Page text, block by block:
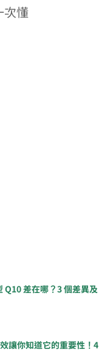
次懂
Q10 差在哪？3 個差異
讓你知道它的重要性！